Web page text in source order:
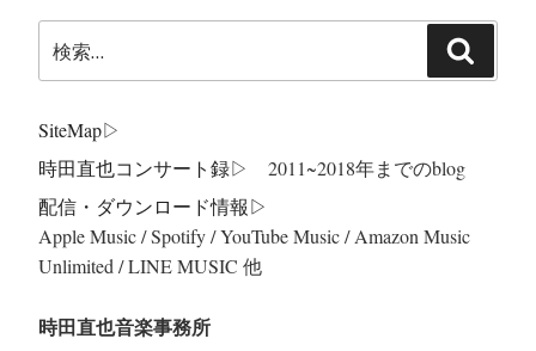
索:
索
SiteMap▷
時田直也コンサート録▷ 2011~2018年までのblog
配信・ダウンロード情報▷
Apple Music / Spotify / YouTube Music / Amazon Music
Unlimited / LINE MUSIC 他
時田直也音楽事務所